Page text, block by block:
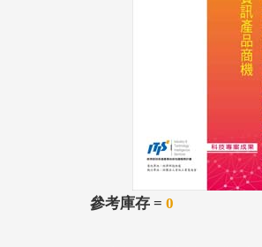
參考庫存 = 0